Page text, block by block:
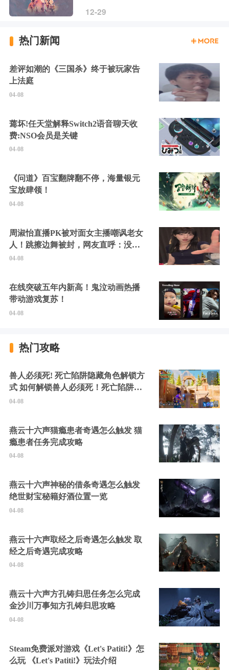
12-29
热门新闻
差评如潮的《三国杀》终于被玩家告
上法庭
04-08
蔫坏!任天堂解释Switch2语音聊天收
费:NSO会员是关键
04-08
《问道》百宝翻牌翻不停，海量银元
宝放肆领！
04-08
周淑怡直播PK被对面女主播嘲讽老女
人！跳擦边舞被封，网友直呼：没边
硬擦封的好！
04-08
在线突破五年内新高！鬼泣动画热播
带动游戏复苏！
04-08
热门攻略
兽人必须死! 死亡陷阱隐藏角色解锁方
式 如何解锁兽人必须死！死亡陷阱中
的隐藏角色
04-08
燕云十六声猫瘾患者奇遇怎么触发 猫
瘾患者任务完成攻略
04-08
燕云十六声神秘的借条奇遇怎么触发
绝世财宝秘籍好酒位置一览
04-08
燕云十六声取经之后奇遇怎么触发 取
经之后奇遇完成攻略
04-08
燕云十六声方孔铸归思任务怎么完成
金沙川万事知方孔铸归思攻略
04-08
Steam免费派对游戏《Let's Patiti!》怎
么玩 《Let's Patiti!》玩法介绍